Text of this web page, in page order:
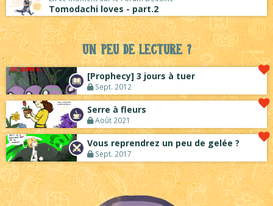
Tomodachi loves - part.2
Un peu de lecture ?
[Prophecy] 3 jours à tuer
Sept. 2012
Serre à fleurs
Août 2021
Vous reprendrez un peu de gelée ?
Sept. 2017